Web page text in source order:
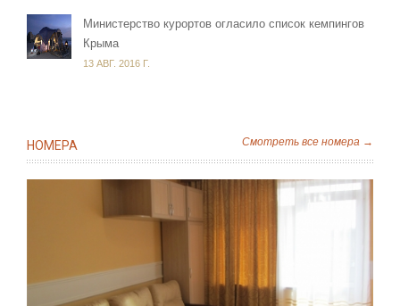
Министерство курортов огласило список кемпингов
Крыма
13 АВГ. 2016 Г.
НОМЕРА Смотреть все номера →